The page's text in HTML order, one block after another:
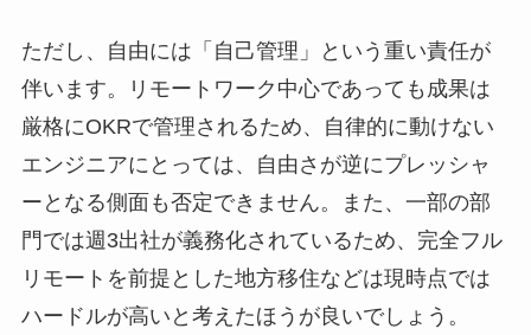
ただし、自由には「自己管理」という重い責任が
伴います。リモートワーク中心であっても成果は
厳格にOKRで管理されるため、自律的に動けない
エンジニアにとっては、自由さが逆にプレッシャ
ーとなる側面も否定できません。また、一部の部
門では週3出社が義務化されているため、完全フル
リモートを前提とした地方移住などは現時点では
ハードルが高いと考えたほうが良いでしょう。